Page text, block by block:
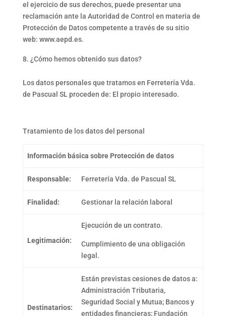
el ejercicio de sus derechos, puede presentar una
reclamación ante la Autoridad de Control en materia de
Protección de Datos competente a través de su sitio
web: www.aepd.es.
¿Cómo hemos obtenido sus datos?
Los datos personales que tratamos en Ferretería Vda.
de Pascual SL proceden de: El propio interesado.
Tratamiento de los datos del personal
Información básica sobre Protección de datos
Responsable: Ferretería Vda. de Pascual SL
Finalidad: Gestionar la relación laboral
Legitimación:
Ejecución de un contrato.
Cumplimiento de una obligación
legal.
Destinatarios:
Están previstas cesiones de datos a:
Administración Tributaria,
Seguridad Social y Mutua; Bancos y
entidades financieras; Fundación